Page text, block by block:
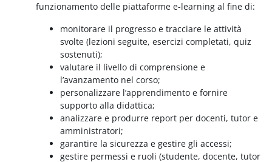
funzionamento delle piattaforme e-learning al fine di:
monitorare il progresso e tracciare le attività
svolte (lezioni seguite, esercizi completati, quiz
sostenuti);
valutare il livello di comprensione e
l’avanzamento nel corso;
personalizzare l’apprendimento e fornire
supporto alla didattica;
analizzare e produrre report per docenti, tutor e
amministratori;
garantire la sicurezza e gestire gli accessi;
gestire permessi e ruoli (studente, docente, tutor